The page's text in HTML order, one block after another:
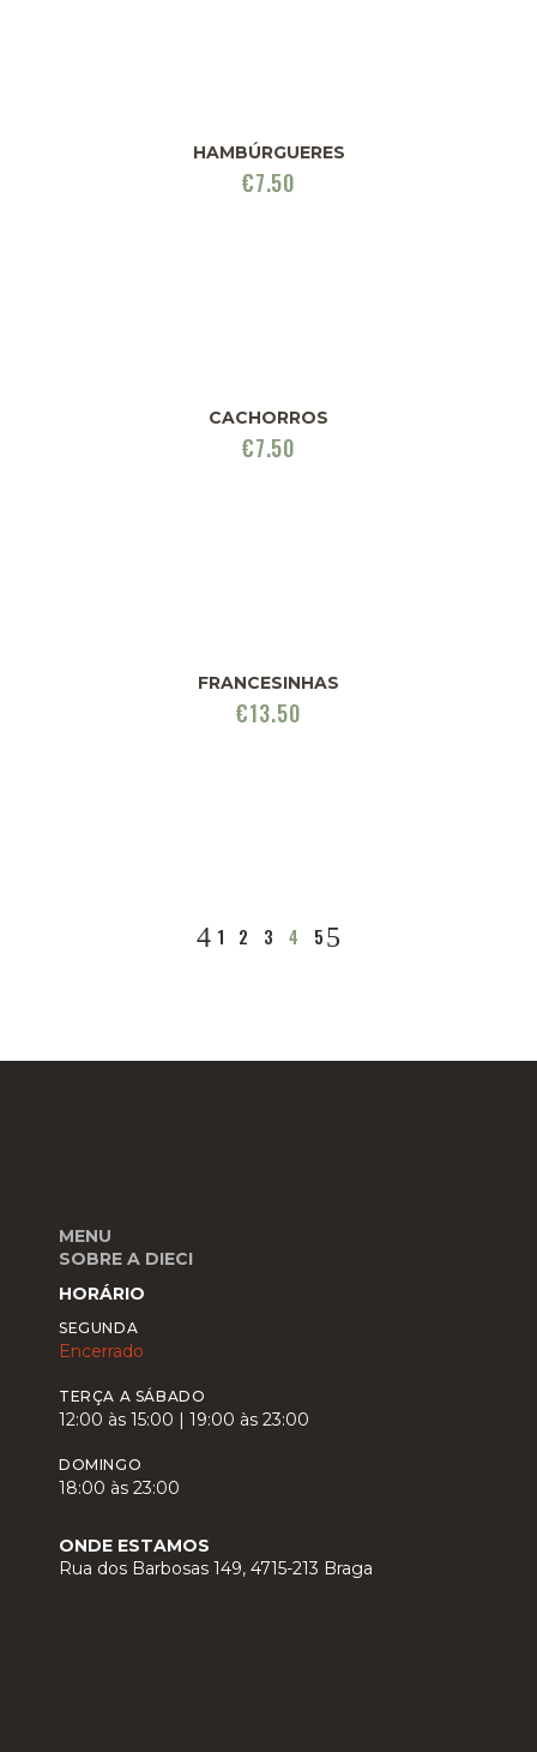
HAMBÚRGUERES
€7.50
CACHORROS
€7.50
FRANCESINHAS
€13.50
1 2 3 4 5
MENU
SOBRE A DIECI
HORÁRIO
SEGUNDA
Encerrado
TERÇA A SÁBADO
12:00 às 15:00 | 19:00 às 23:00
DOMINGO
18:00 às 23:00
ONDE ESTAMOS
Rua dos Barbosas 149, 4715-213 Braga